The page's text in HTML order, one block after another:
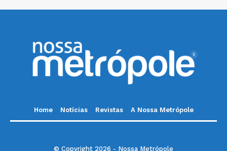
Home Notícias Revistas A Nossa Metrópole
© Copyright 2026 - Nossa Metrópole